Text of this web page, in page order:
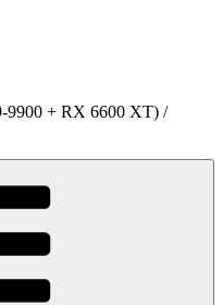
9900 + RX 6600 XT) /